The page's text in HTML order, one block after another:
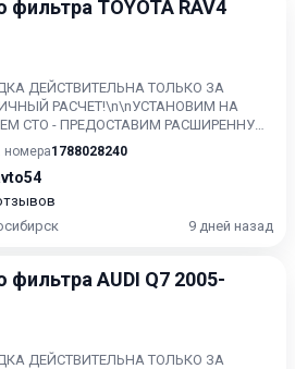
TOYOTA RAV4
ДЕЙСТВИТЕЛЬНА ТОЛЬКО ЗА
РАСЧЕТ!\n\nУСТАНОВИМ НА
СТО - ПРЕДОСТАВИМ РАСШИРЕННУЮ
без пробега по...
номера1788028240
9 дней назад
AUDI Q7 2005-
ДЕЙСТВИТЕЛЬНА ТОЛЬКО ЗА